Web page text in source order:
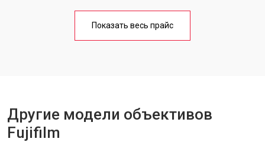
Показать весь прайс
Другие модели объективов
Fujifilm